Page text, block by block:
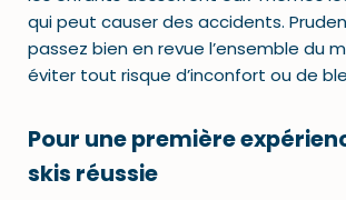
qui peut causer des accidents.
passez bien en revue l’ensemble du
éviter tout risque d’inconfort ou de
Pour une première
skis réussie